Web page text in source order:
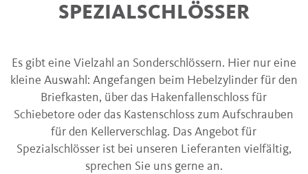
SPEZIALSCHLÖSSER
Es gibt eine Vielzahl an Sonderschlössern. Hier nur eine
kleine Auswahl: Angefangen beim Hebelzylinder für den
Briefkasten, über das Hakenfallenschloss für
Schiebetore oder das Kastenschloss zum Aufschrauben
für den Kellerverschlag. Das Angebot für
Spezialschlösser ist bei unseren Lieferanten vielfältig,
sprechen Sie uns gerne an.